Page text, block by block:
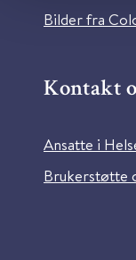
Bilder fra
Kontakt
Ansatte i
Brukerstøtte